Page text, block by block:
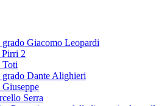
grado Giacomo Leopardi
2
Toti
grado Dante Alighieri
Serra